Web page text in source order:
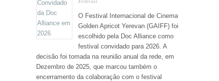
O Festival Internacional de Cinema
Golden Apricot Yerevan (GAIFF) foi
escolhido pela Doc Alliance como
festival convidado para 2026. A
decisão foi tomada na reunião anual da rede, em
Dezembro de 2025, que marcou também o
encerramento da colaboração com o festival